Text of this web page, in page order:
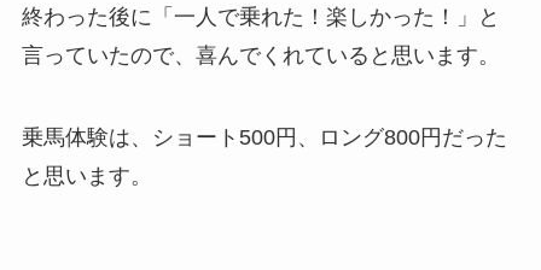
終わった後に「一人で乗れた！楽しかった！」と
言っていたので、喜んでくれていると思います。
乗馬体験は、ショート500円、ロング800円だった
と思います。